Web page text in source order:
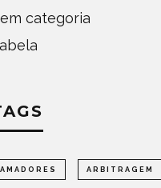
categoria
AMADORES ARBITRAGEM